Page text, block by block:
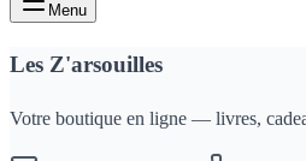
Menu
Les Z'arsouilles
Votre boutique en ligne — livres,